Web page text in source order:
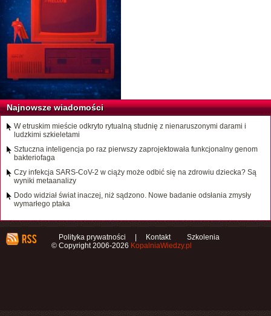
Najnowsze wiadomości
W etruskim mieście odkryto rytualną studnię z nienaruszonymi darami i
ludzkimi szkieletami
Sztuczna inteligencja po raz pierwszy zaprojektowała funkcjonalny genom
bakteriofaga
Czy infekcja SARS-CoV-2 w ciąży może odbić się na zdrowiu dziecka? Są
wyniki metaanalizy
Dodo widział świat inaczej, niż sądzono. Nowe badanie odsłania zmysły
wymarłego ptaka
Polityka prywatności Kontakt
Szkolenia
© Copyright 2006-2026 KopalniaWiedzy.pl